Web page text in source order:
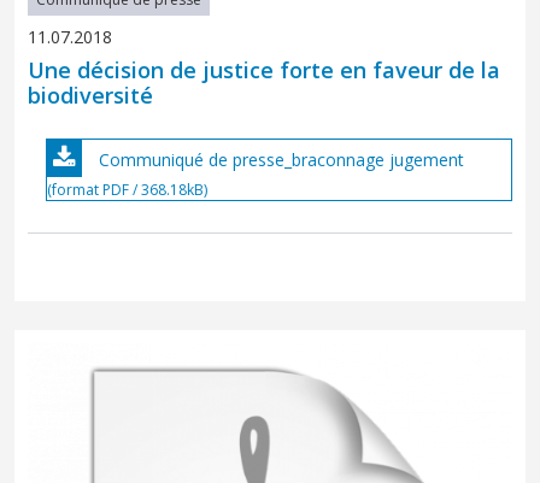
11.07.2018
Une décision de justice forte en faveur de la
biodiversité
Communiqué de presse_braconnage jugement
(format PDF / 368.18kB)